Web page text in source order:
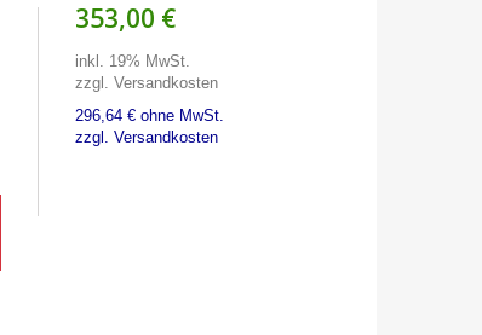
353,00 €
inkl. 19% MwSt.
zzgl. Versandkosten
296,64 € ohne MwSt.
zzgl. Versandkosten